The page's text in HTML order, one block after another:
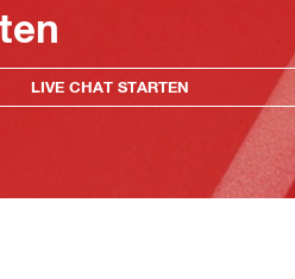
LIVE CHAT STARTEN